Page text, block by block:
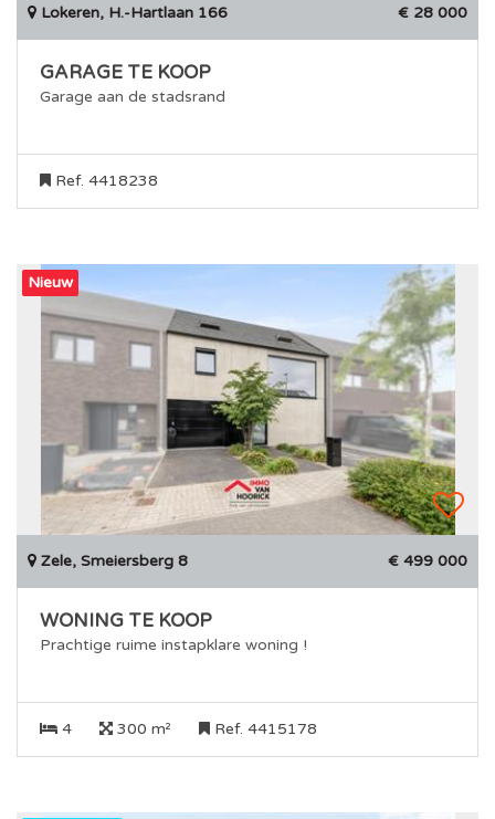
Lokeren, H.-Hartlaan 166 € 28 000
GARAGE TE KOOP
Garage aan de stadsrand
Ref. 4418238
Nieuw
Zele, Smeiersberg 8 € 499 000
WONING TE KOOP
Prachtige ruime instapklare woning !
4 300 m² Ref. 4415178